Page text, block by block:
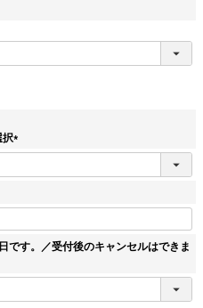
択
(
必
)
です。／受付後のキャンセルはできま